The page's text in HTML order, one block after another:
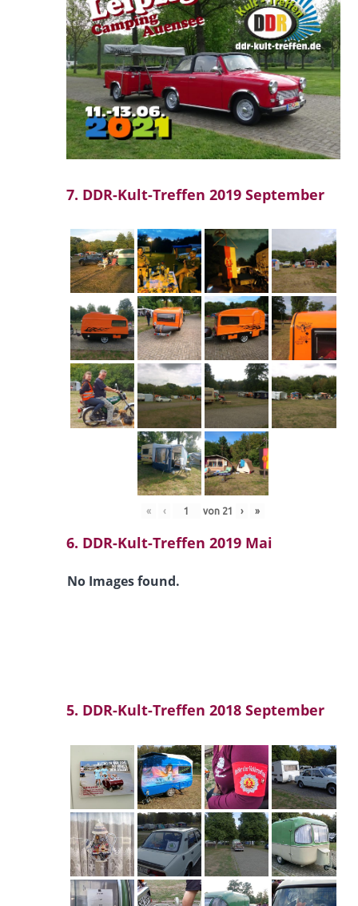
7. DDR-Kult-Treffen 2019 September
« ‹ von 21 › »
6. DDR-Kult-Treffen 2019 Mai
No Images found.
5. DDR-Kult-Treffen 2018 September